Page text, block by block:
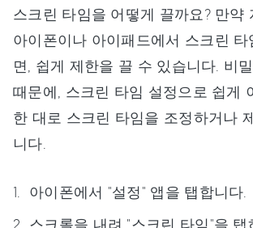
스크린 타임을 어떻게 끌까요? 만약
아이폰이나 아이패드에서 스크린
면, 쉽게 제한을 끌 수 있습니다. 비
때문에, 스크린 타임 설정으로 쉽게
한 대로 스크린 타임을 조정하거나
니다.
아이폰에서 "설정" 앱을 탭합니다.
스크롤을 내려 "스크린 타임"을